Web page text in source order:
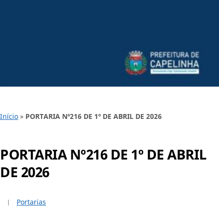
Início » PORTARIA Nº216 DE 1º DE ABRIL DE 2026
PORTARIA Nº216 DE 1º DE ABRIL
DE 2026
Portarias